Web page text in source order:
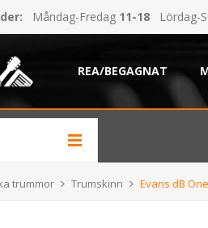
: Måndag-Fredag 11-18 Lördag-
REA/BEGAGNAT
trummor Trumskinn Evans dB